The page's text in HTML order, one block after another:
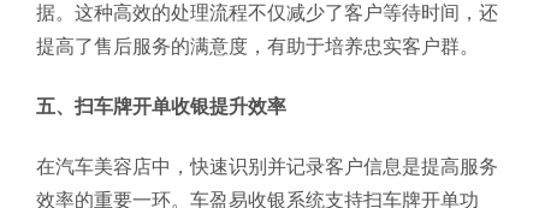
据。这种高效的处理流程不仅减少了客户等待时间，还
提高了售后服务的满意度，有助于培养忠实客户群。
五、扫车牌开单收银提升效率
在汽车美容店中，快速识别并记录客户信息是提高服务
效率的重要一环。车盈易收银系统支持扫车牌开单功